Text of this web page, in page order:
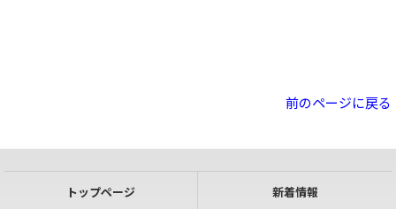
前のページに戻る
トップページ 新着情報